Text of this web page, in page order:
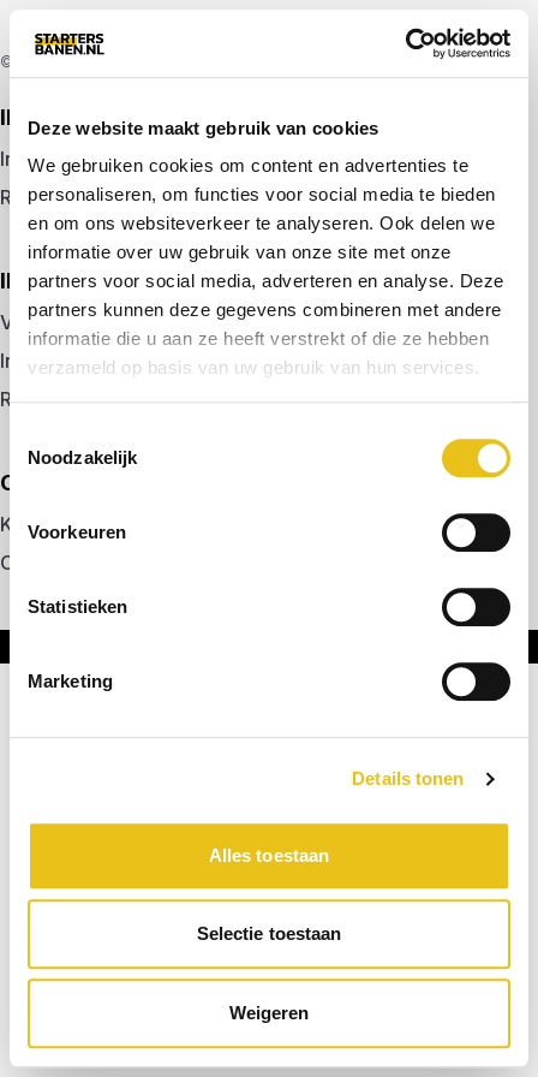
Deze website maakt gebruik van cookies
We gebruiken cookies om content en advertenties te
personaliseren, om functies voor social media te bieden
en om ons websiteverkeer te analyseren. Ook delen we
informatie over uw gebruik van onze site met onze
partners voor social media, adverteren en analyse. Deze
partners kunnen deze gegevens combineren met andere
informatie die u aan ze heeft verstrekt of die ze hebben
verzameld op basis van uw gebruik van hun services.
Noodzakelijk
Voorkeuren
Statistieken
Marketing
Details tonen
Alles toestaan
Selectie toestaan
Weigeren
© 2026 door startersbanen.nl
IK ZOEK EEN BAAN
Inloggen
Registreren
IK BEN WERKGEVER
Vacature plaatsen
Inloggen
Registreren
OVER ONS
Kennismaken met MELON
Contact